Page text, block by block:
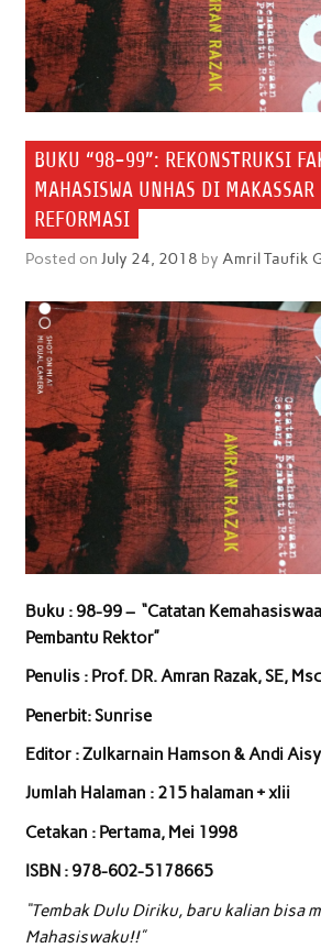
BUKU “98-99”: REKONSTRUKSI
MAHASISWA UNHAS DI
REFORMASI
Posted on July 24, 2018 by Amril Taufik
Buku : 98-99 – “Catatan
Pembantu Rektor”
Penulis : Prof. DR. Amran Razak, SE, Msc
Penerbit: Sunrise
Editor : Zulkarnain Hamson & Andi
Jumlah Halaman : 215 halaman + xlii
Cetakan : Pertama, Mei 1998
ISBN : 978-602-5178665
“Tembak Dulu Diriku, baru kalian bisa
Mahasiswaku!!”